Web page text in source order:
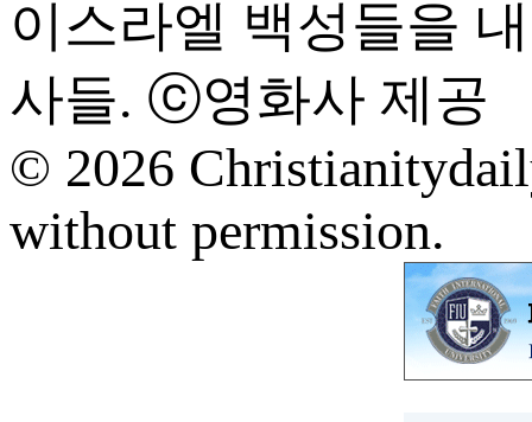
이스라엘 백성들을
사들. ⓒ영화사 제공
© 2026
without permission.